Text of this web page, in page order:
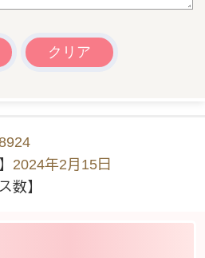
2024年2月15日
数】